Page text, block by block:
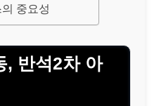
중요성
, 반석2차 아